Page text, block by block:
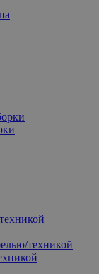
техникой